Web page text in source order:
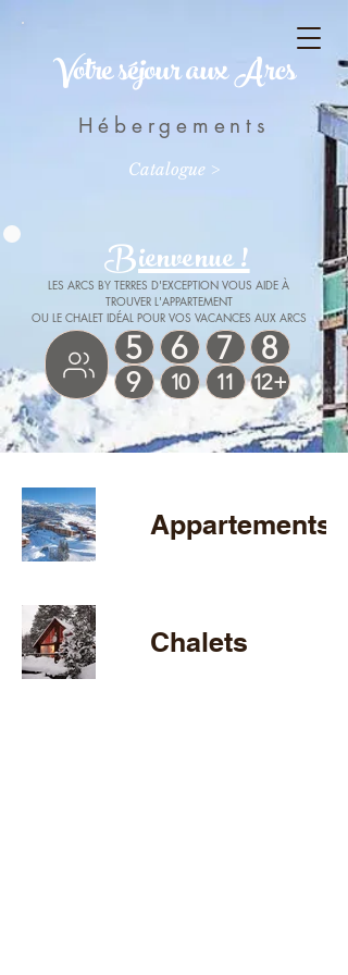
Votre séjour aux Arcs
Hébergements
Catalogue >
Bienvenue !
LES ARCS BY TERRES D'EXCEPTION VOUS AIDE À
TROUVER L'APPARTEMENT
OU LE CHALET IDÉAL POUR VOS VACANCES AUX ARCS
5
9
6
10
7
11
8
12 +
Appartements
Chalets